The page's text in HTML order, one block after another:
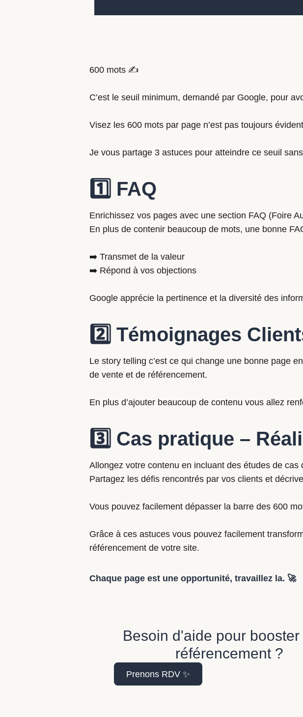
600 mots ✍️
C’est le seuil minimum, demandé par Google, pour
Visez les 600 mots par page n’est pas toujours
Je vous partage 3 astuces pour atteindre ce seuil
1️⃣ FAQ
Enrichissez vos pages avec une section FAQ (Foire
En plus de contenir beaucoup de mots, une bonne
➡️ Transmet de la valeur
➡️ Répond à vos objections
Google apprécie la pertinence et la diversité des
2️⃣ Témoignages
Le story telling c’est ce qui change une bonne page
de vente et de référencement.
En plus d’ajouter beaucoup de contenu vous allez
3️⃣ Cas pratique –
Allongez votre contenu en incluant des études de cas
Partagez les défis rencontrés par vos clients et
Vous pouvez facilement dépasser la barre des 600
Grâce à ces astuces vous pouvez facilement
référencement de votre site.
Chaque page est une opportunité, travaillez la. 🚀
Besoin d'aide pour booster
référencement ?
Prenons RDV ✨